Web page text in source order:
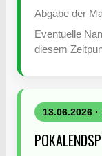
Abgabe der
Eventuelle
diesem
13.06.2026